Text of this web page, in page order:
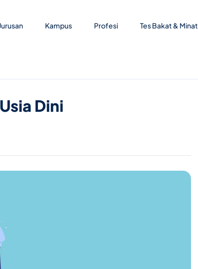
Kampus Profesi Tes Bakat & Minat
Dini